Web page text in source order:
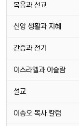
복음과 선교
신앙 생활과 지혜
간증과 전기
이스라엘과 이슬람
설교
이송오 목사 칼럼